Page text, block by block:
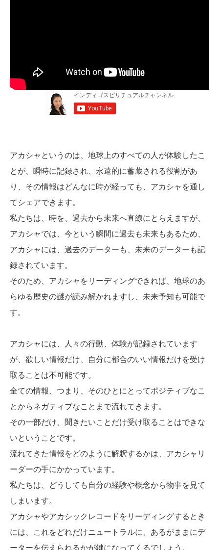
アカシャというのは、地球上のすべての人が体験したこ
とが、瞬時に記録され、永遠的に蓄蔵される役割があ
り、その情報はどんなに時が経っても、アカシャを通し
てシェアできます。
私たちは、時を、過去から未来へ直線にとらえますが、
アカシャでは、今という瞬間に過去も未来もあるため、
アカシャには、過去のデーターも、未来のデーターも記
録されています。
そのため、アカシャをリーディングできれば、地球のあ
らゆる歴史の謎が読み解かれますし、未来予知も可能で
す。
アカシャには、人々の行動、体験が記録されています
が、欲しい情報だけ、自分に都合のいい情報だけを受け
取ることは不可能です。
全ての情報、つまり、そのひとにとってポジティブなこ
とからネガティブなことまで流れてきます。
その一部だけ、聞きたいことだけ受け取ることはできな
いということです。
流れてきた情報をどのように解釈するかは、アカシャリ
ーダーの手にかかっています。
私たちは、どうしても自分の経験や概念から物事を見て
しまいます。
アカシャやアカシックレコードをリーディングするとき
には、これをどれだけニュートラルに、あるがままにデ
ーターを伝えられるかが鍵になってくるでしょう。